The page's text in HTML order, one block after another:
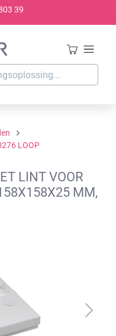
39
LOOP
LINT VOOR
MM,